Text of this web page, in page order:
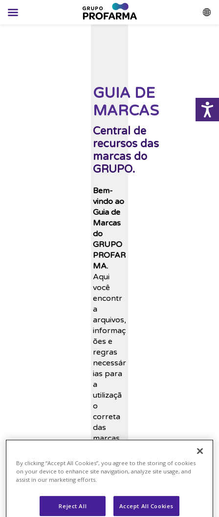
GUIA DE
MARCAS
Central de
recursos das
marcas do
GRUPO.
Bem-
vindo ao
Guia de
Marcas
do
GRUPO
PROFAR
MA.
Aqui
você
encontr
a
arquivos,
informaç
ões e
regras
necessár
ias para
a
utilizaçã
o
correta
das
marcas
GRUPO,
como:
versões
By clicking “Accept All Cookies”, you agree to the storing of cookies
on your device to enhance site navigation, analyze site usage, and
assist in our marketing efforts.
Reject All Accept All Cookies